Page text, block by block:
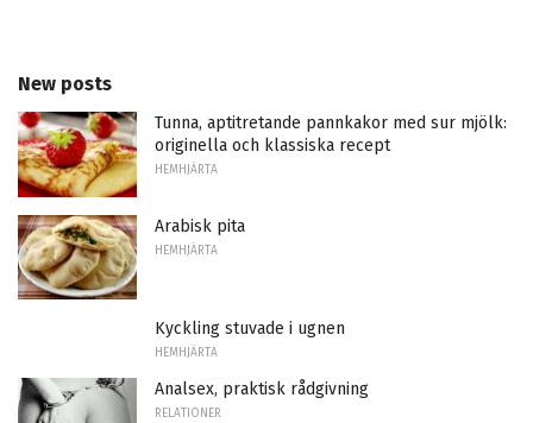
New posts
Tunna, aptitretande pannkakor med sur mjölk:
originella och klassiska recept
HEMHJÄRTA
Arabisk pita
HEMHJÄRTA
Kyckling stuvade i ugnen
HEMHJÄRTA
Analsex, praktisk rådgivning
RELATIONER